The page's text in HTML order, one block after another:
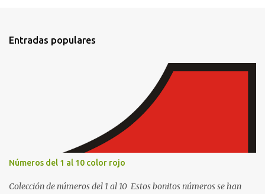
t
Entradas populares
Números del 1 al 10 color rojo
Colección de números del 1 al 10 Estos bonitos números se han